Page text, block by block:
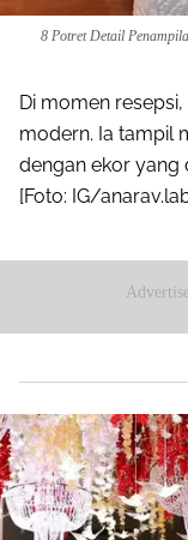
8 Potret Detail
Di momen
modern. Ia tampil
dengan ekor yang
[Foto: IG/